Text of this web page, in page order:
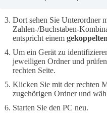
Dort sehen Sie Unterordner
Zahlen-/Buchstaben-
entspricht einem
Um ein Gerät zu
jeweiligen Ordner und
rechten Seite.
Klicken Sie mit der rechten
zugehörigen Ordner und
Starten Sie den PC neu.